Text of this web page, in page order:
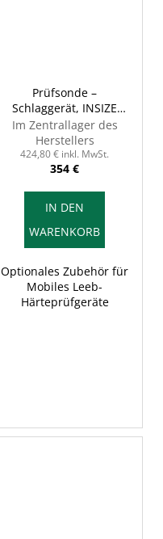
Prüfsonde –
Schlaggerät, INSIZE
HDT-LP200-DC
Im Zentrallager des
Herstellers
424,80 € inkl. MwSt.
354 €
IN DEN
WARENKORB
Optionales Zubehör für
Mobiles Leeb-
Härteprüfgeräte